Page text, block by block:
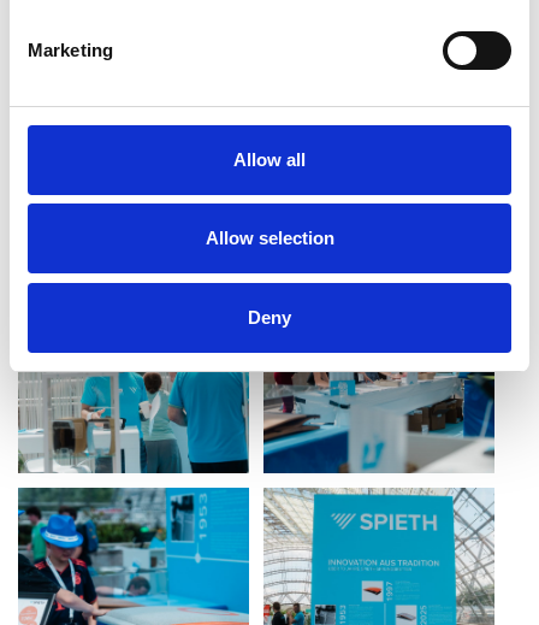
Marketing
Allow all
Allow selection
Deny